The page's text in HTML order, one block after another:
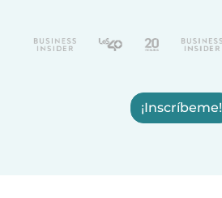
¡Inscríbeme!